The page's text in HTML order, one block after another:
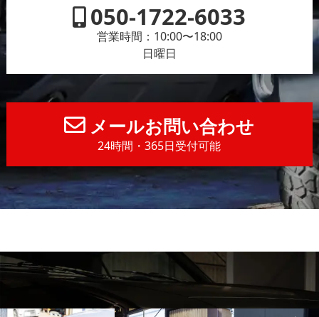
050-1722-6033
営業時間：10:00〜18:00
日曜日
メールお問い合わせ
24時間・365日受付可能